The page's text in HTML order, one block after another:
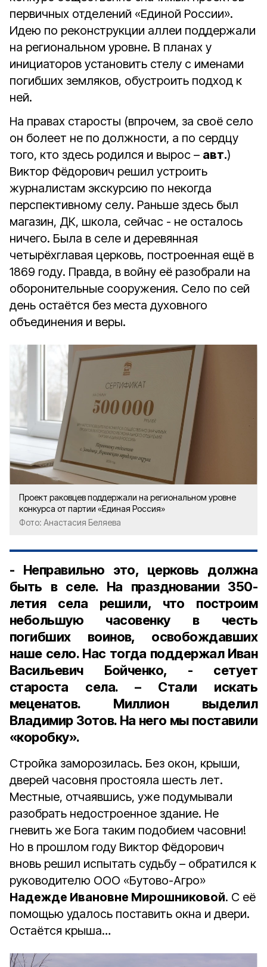
первичных отделений «Единой России».
Идею по реконструкции аллеи поддержали
на региональном уровне. В планах у
инициаторов установить стелу с именами
погибших земляков, обустроить подход к
ней.
На правах старосты (впрочем, за своё село
он болеет не по должности, а по сердцу
того, кто здесь родился и вырос – авт.)
Виктор Фёдорович решил устроить
журналистам экскурсию по некогда
перспективному селу. Раньше здесь был
магазин, ДК, школа, сейчас - не осталось
ничего. Была в селе и деревянная
четырёхглавая церковь, построенная ещё в
1869 году. Правда, в войну её разобрали на
оборонительные сооружения. Село по сей
день остаётся без места духовного
объединения и веры.
Проект раковцев поддержали на региональном уровне
конкурса от партии «Единая Россия»
Фото: Анастасия Беляева
- Неправильно это, церковь должна
быть в селе. На праздновании 350-
летия села решили, что построим
небольшую часовенку в честь
погибших воинов, освобождавших
наше село. Нас тогда поддержал Иван
Васильевич Бойченко, - сетует
староста села. – Стали искать
меценатов. Миллион выделил
Владимир Зотов. На него мы поставили
«коробку».
Стройка заморозилась. Без окон, крыши,
дверей часовня простояла шесть лет.
Местные, отчаявшись, уже подумывали
разобрать недостроенное здание. Не
гневить же Бога таким подобием часовни!
Но в прошлом году Виктор Фёдорович
вновь решил испытать судьбу – обратился к
руководителю ООО «Бутово-Агро»
Надежде Ивановне Мирошниковой. С её
помощью удалось поставить окна и двери.
Остаётся крыша…